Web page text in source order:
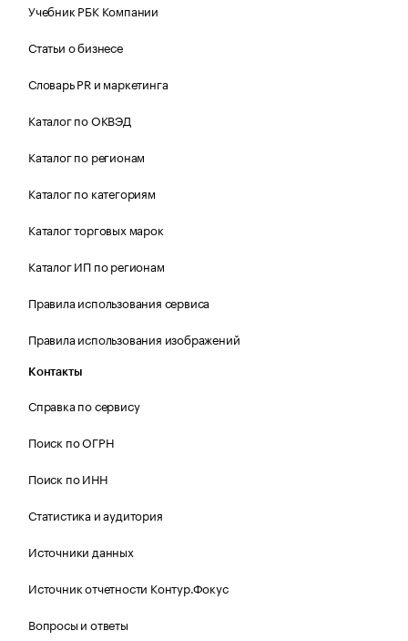
Учебник РБК Компании
Статьи о бизнесе
Словарь PR и маркетинга
Каталог по ОКВЭД
Каталог по регионам
Каталог по категориям
Каталог торговых марок
Каталог ИП по регионам
Правила использования сервиса
Правила использования изображений
Контакты
Справка по сервису
Поиск по ОГРН
Поиск по ИНН
Статистика и аудитория
Источники данных
Источник отчетности Контур.Фокус
Вопросы и ответы